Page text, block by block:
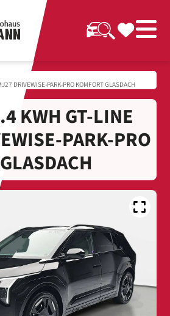
DRIVEWISE-PARK-PRO KOMFORT GLASDACH
KWH GT-LINE
PARK-PRO